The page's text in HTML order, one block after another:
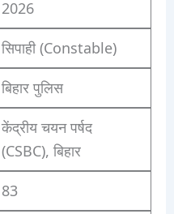
2026
सिपाही (Constable)
बिहार पुलिस
केंद्रीय चयन पर्षद
(CSBC), बिहार
83